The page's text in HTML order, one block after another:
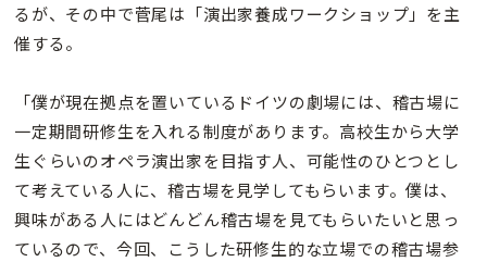
るが、その中で菅尾は「演出家養成ワークショップ」を主
催する。
「僕が現在拠点を置いているドイツの劇場には、稽古場に
一定期間研修生を入れる制度があります。高校生から大学
生ぐらいのオペラ演出家を目指す人、可能性のひとつとし
て考えている人に、稽古場を見学してもらいます。僕は、
興味がある人にはどんどん稽古場を見てもらいたいと思っ
ているので、今回、こうした研修生的な立場での稽古場参